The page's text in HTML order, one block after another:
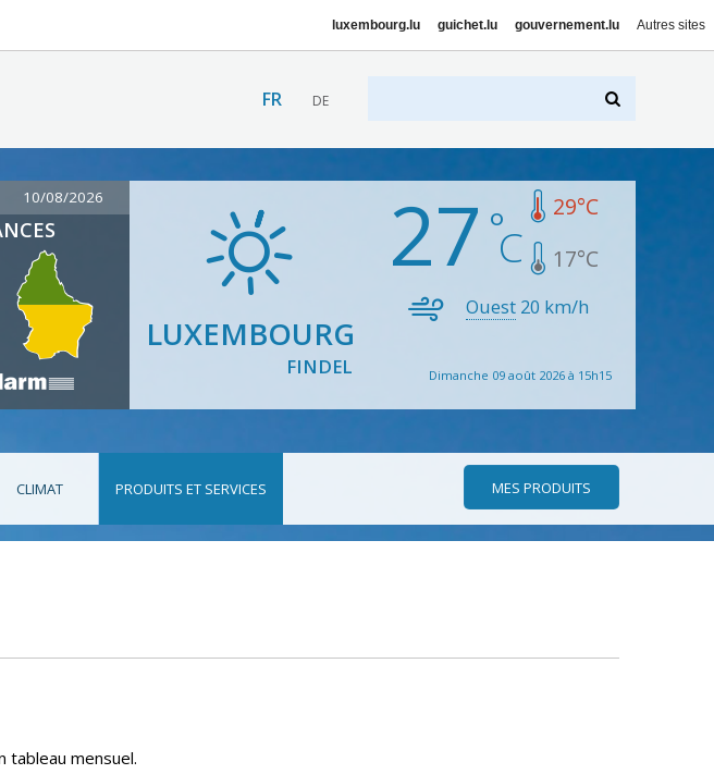
luxembourg.lu guichet.lu gouvernement.lu Autres sites
FR DE
10/08/2026
LUXEMBOURG
FINDEL
27 29°C
17°C
Ouest 20 km/h
Dimanche 09 août 2026 à 15h15
CLIMAT PRODUITS ET SERVICES MES PRODUITS
tableau mensuel.